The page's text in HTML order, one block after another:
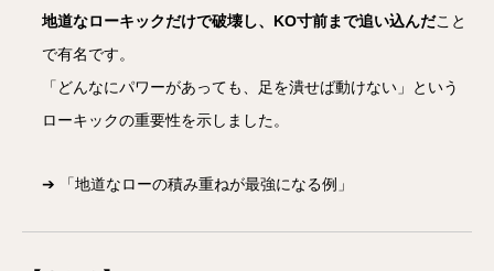
地道なローキックだけで破壊し、KO寸前まで追い込んだこと
で有名です。
「どんなにパワーがあっても、足を潰せば動けない」という
ローキックの重要性を示しました。
➔ 「地道なローの積み重ねが最強になる例」